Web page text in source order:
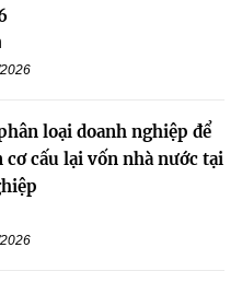
loại doanh nghiệp để
cơ cấu lại vốn nhà nước tại